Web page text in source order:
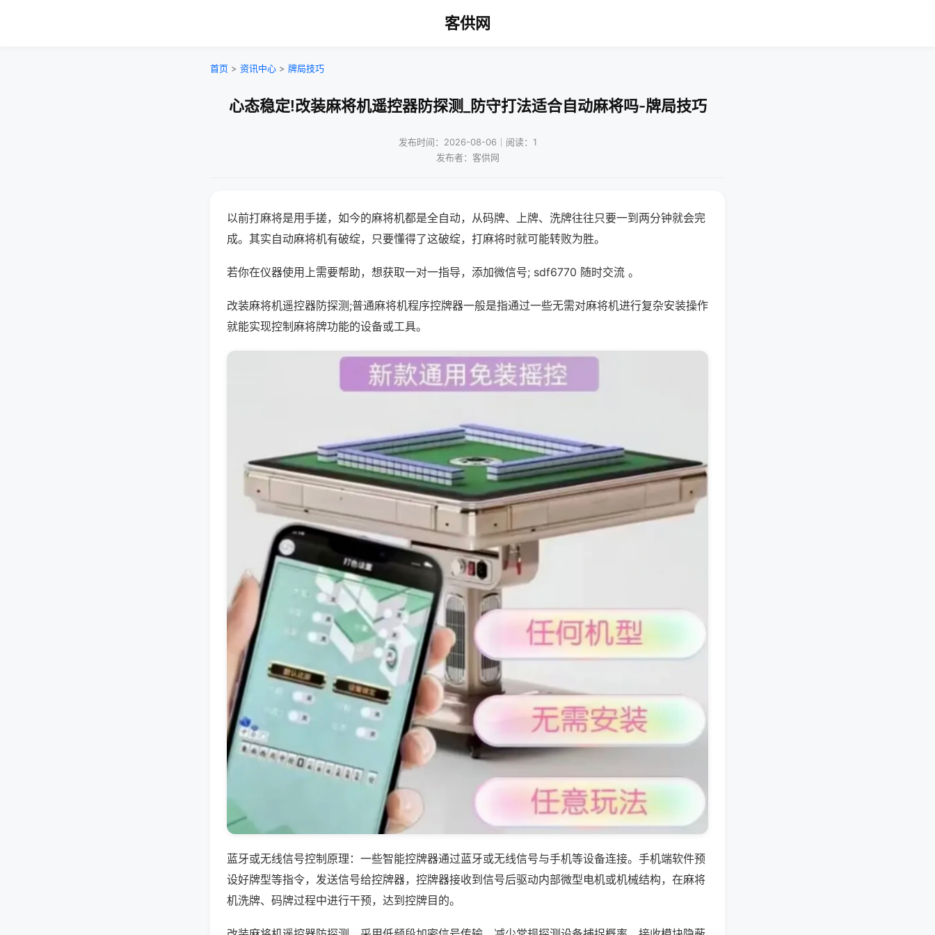
客供网
首页 > 资讯中心 > 牌局技巧
心态稳定!改装麻将机遥控器防探测_防守打法适合自动麻将吗-牌局技巧
发布时间：2026-08-06｜阅读：1
发布者：客供网
以前打麻将是用手搓，如今的麻将机都是全自动，从码牌、上牌、洗牌往往只要一到两分钟就会完
成。其实自动麻将机有破绽，只要懂得了这破绽，打麻将时就可能转败为胜。
若你在仪器使用上需要帮助，想获取一对一指导，添加微信号; sdf6770 随时交流 。
改装麻将机遥控器防探测;普通麻将机程序控牌器一般是指通过一些无需对麻将机进行复杂安装操作
就能实现控制麻将牌功能的设备或工具。
蓝牙或无线信号控制原理：一些智能控牌器通过蓝牙或无线信号与手机等设备连接。手机端软件预
设好牌型等指令，发送信号给控牌器，控牌器接收到信号后驱动内部微型电机或机械结构，在麻将
机洗牌、码牌过程中进行干预，达到控牌目的。